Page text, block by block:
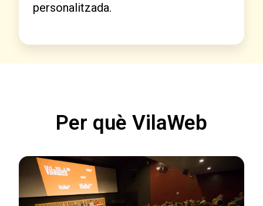
personalitzada.
Per què VilaWeb